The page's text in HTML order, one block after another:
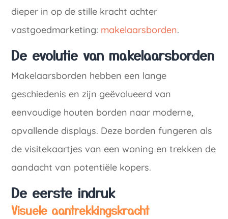
dieper in op de stille kracht achter
vastgoedmarketing: makelaarsborden.
De evolutie van makelaarsborden
Makelaarsborden hebben een lange
geschiedenis en zijn geëvolueerd van
eenvoudige houten borden naar moderne,
opvallende displays. Deze borden fungeren als
de visitekaartjes van een woning en trekken de
aandacht van potentiële kopers.
De eerste indruk
Visuele aantrekkingskracht